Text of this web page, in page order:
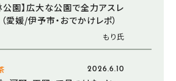
公園】広大な公園で全力アスレ
愛媛/伊予市・おでかけレポ）
もり氏
2026.6.10